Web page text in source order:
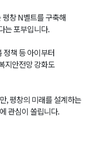
창 N벨트를 구축해
는 포부입니다.
정책 등 아이부터
지안전망 강화도
, 평창의 미래를 설계하는
관심이 쏠립니다.